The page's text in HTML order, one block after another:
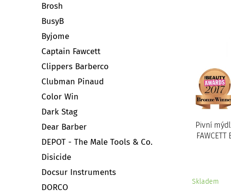
Brosh
BusyB
Byjome
Captain Fawcett
Clippers Barberco
Clubman Pinaud
Color Win
Dark Stag
Dear Barber
DEPOT - The Male Tools & Co.
Disicide
Docsur Instruments
DORCO
Pivní
Skladem